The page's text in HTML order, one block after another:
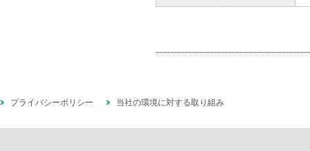
プライバシーポリシー 当社の環境に対する取り組み